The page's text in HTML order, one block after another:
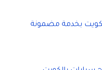
بخدمة مضمونة